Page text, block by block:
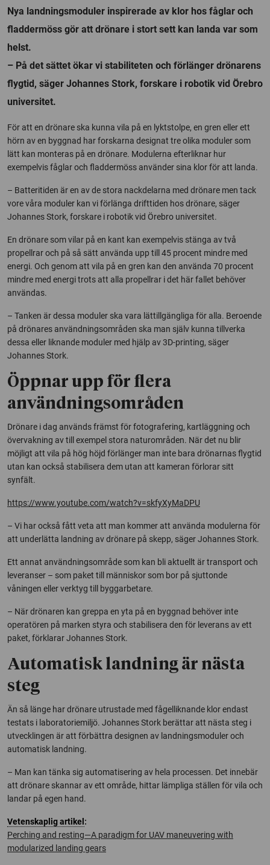
Nya landningsmoduler inspirerade av klor hos fåglar och
fladdermöss gör att drönare i stort sett kan landa var som
helst.
– På det sättet ökar vi stabiliteten och förlänger drönarens
flygtid, säger Johannes Stork, forskare i robotik vid Örebro
universitet.
För att en drönare ska kunna vila på en lyktstolpe, en gren eller ett
hörn av en byggnad har forskarna designat tre olika moduler som
lätt kan monteras på en drönare. Modulerna efterliknar hur
exempelvis fåglar och fladdermöss använder sina klor för att landa.
– Batteritiden är en av de stora nackdelarna med drönare men tack
vore våra moduler kan vi förlänga drifttiden hos drönare, säger
Johannes Stork, forskare i robotik vid Örebro universitet.
En drönare som vilar på en kant kan exempelvis stänga av två
propellrar och på så sätt använda upp till 45 procent mindre med
energi. Och genom att vila på en gren kan den använda 70 procent
mindre med energi trots att alla propellrar i det här fallet behöver
användas.
– Tanken är dessa moduler ska vara lättillgängliga för alla. Beroende
på drönares användningsområden ska man själv kunna tillverka
dessa eller liknande moduler med hjälp av 3D-printing, säger
Johannes Stork.
Öppnar upp för flera
användningsområden
Drönare i dag används främst för fotografering, kartläggning och
övervakning av till exempel stora naturområden. När det nu blir
möjligt att vila på hög höjd förlänger man inte bara drönarnas flygtid
utan kan också stabilisera dem utan att kameran förlorar sitt
synfält.
https://www.youtube.com/watch?v=skfyXyMaDPU
– Vi har också fått veta att man kommer att använda modulerna för
att underlätta landning av drönare på skepp, säger Johannes Stork.
Ett annat användningsområde som kan bli aktuellt är transport och
leveranser – som paket till människor som bor på sjuttonde
våningen eller verktyg till byggarbetare.
– När drönaren kan greppa en yta på en byggnad behöver inte
operatören på marken styra och stabilisera den för leverans av ett
paket, förklarar Johannes Stork.
Automatisk landning är nästa
steg
Än så länge har drönare utrustade med fågelliknande klor endast
testats i laboratoriemiljö. Johannes Stork berättar att nästa steg i
utvecklingen är att förbättra designen av landningsmoduler och
automatisk landning.
– Man kan tänka sig automatisering av hela processen. Det innebär
att drönare skannar av ett område, hittar lämpliga ställen för vila och
landar på egen hand.
Vetenskaplig artikel :
Perching and resting—A paradigm for UAV maneuvering with
modularized landing gears